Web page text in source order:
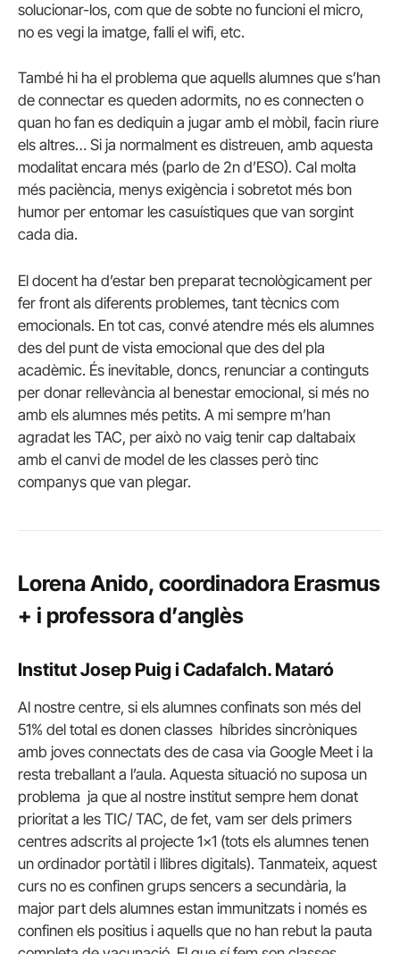
solucionar-los, com que de sobte no funcioni el micro,
no es vegi la imatge, falli el wifi, etc.
També hi ha el problema que aquells alumnes que s’han
de connectar es queden adormits, no es connecten o
quan ho fan es dediquin a jugar amb el mòbil, facin riure
els altres… Si ja normalment es distreuen, amb aquesta
modalitat encara més (parlo de 2n d’ESO). Cal molta
més paciència, menys exigència i sobretot més bon
humor per entomar les casuístiques que van sorgint
cada dia.
El docent ha d’estar ben preparat tecnològicament per
fer front als diferents problemes, tant tècnics com
emocionals. En tot cas, convé atendre més els alumnes
des del punt de vista emocional que des del pla
acadèmic. És inevitable, doncs, renunciar a continguts
per donar rellevància al benestar emocional, si més no
amb els alumnes més petits. A mi sempre m’han
agradat les TAC, per això no vaig tenir cap daltabaix
amb el canvi de model de les classes però tinc
companys que van plegar.
Lorena Anido, coordinadora Erasmus
+ i professora d’anglès
Institut Josep Puig i Cadafalch. Mataró
Al nostre centre, si els alumnes confinats son més del
51% del total es donen classes híbrides sincròniques
amb joves connectats des de casa via Google Meet i la
resta treballant a l’aula. Aquesta situació no suposa un
problema ja que al nostre institut sempre hem donat
prioritat a les TIC/ TAC, de fet, vam ser dels primers
centres adscrits al projecte 1×1 (tots els alumnes tenen
un ordinador portàtil i llibres digitals). Tanmateix, aquest
curs no es confinen grups sencers a secundària, la
major part dels alumnes estan immunitzats i només es
confinen els positius i aquells que no han rebut la pauta